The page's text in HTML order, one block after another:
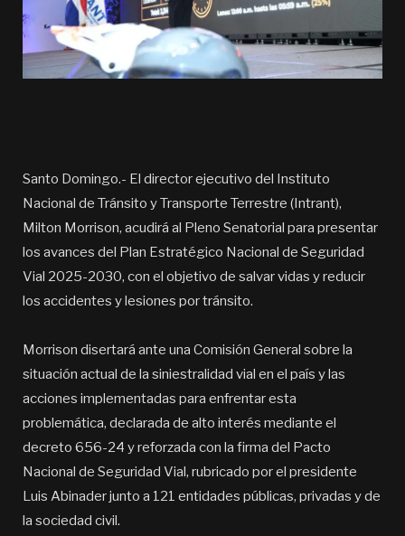
Santo Domingo.- El director ejecutivo del Instituto
Nacional de Tránsito y Transporte Terrestre (Intrant),
Milton Morrison, acudirá al Pleno Senatorial para presentar
los avances del Plan Estratégico Nacional de Seguridad
Vial 2025-2030, con el objetivo de salvar vidas y reducir
los accidentes y lesiones por tránsito.
Morrison disertará ante una Comisión General sobre la
situación actual de la siniestralidad vial en el país y las
acciones implementadas para enfrentar esta
problemática, declarada de alto interés mediante el
decreto 656-24 y reforzada con la firma del Pacto
Nacional de Seguridad Vial, rubricado por el presidente
Luis Abinader junto a 121 entidades públicas, privadas y de
la sociedad civil.